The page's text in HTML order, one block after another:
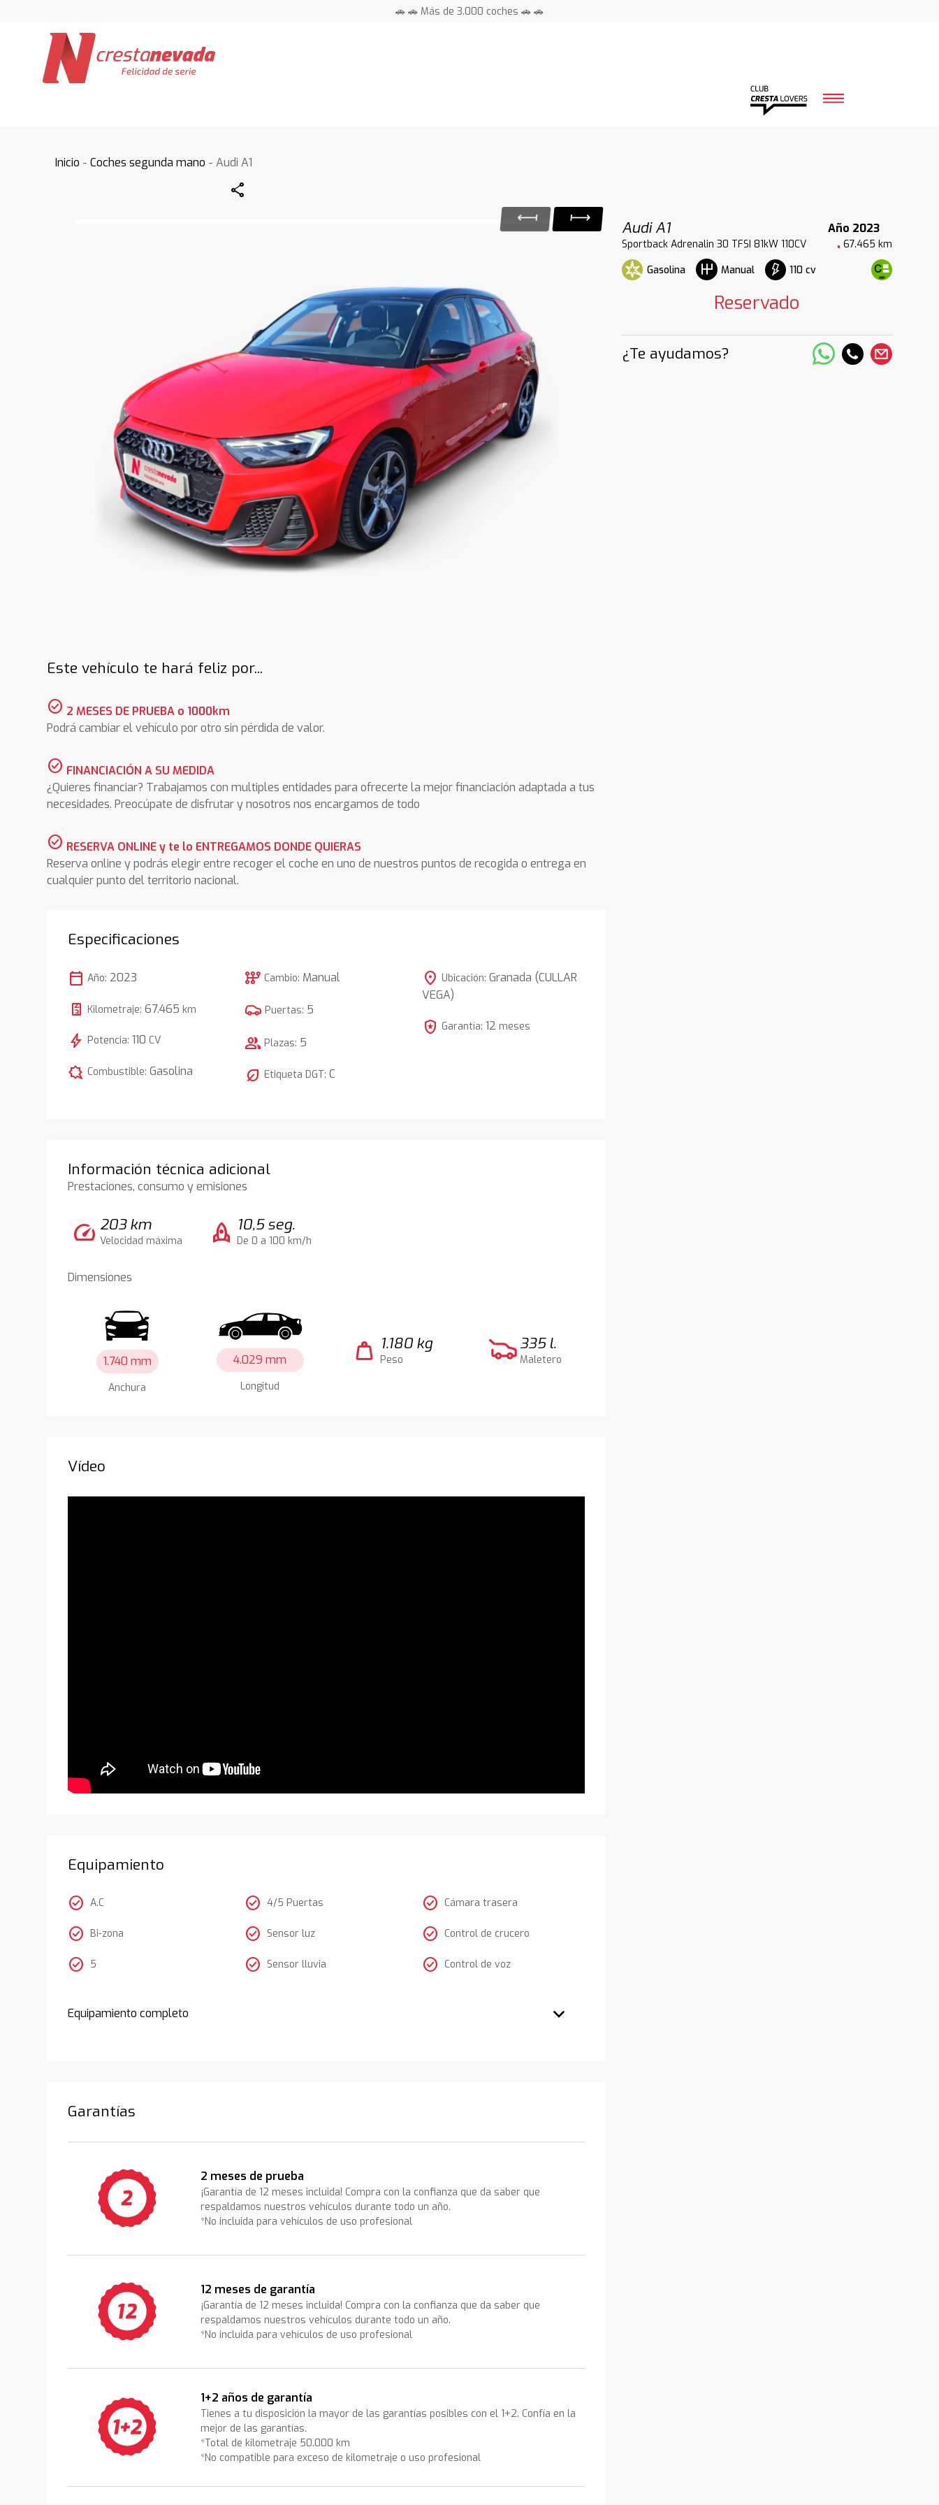
🚗 🚗 Más de 3.000 coches 🚗 🚗
Inicio -Coches segunda mano - Audi A1
Share
Audi A1
Año 2023
Sportback Adrenalin 30 TFSI 81kW 110CV
67.465 km
Gasolina
Manual 110 cv
Reservado
¿Te ayudamos?
Este vehículo te hará feliz por...
check_circle 2 MESES DE PRUEBA o 1000km
Podrá cambiar el vehículo por otro sin pérdida de valor.
check_circle FINANCIACIÓN A SU MEDIDA
¿Quieres financiar? Trabajamos con multiples entidades para ofrecerte la mejor financiación adaptada a tus
necesidades. Preocúpate de disfrutar y nosotros nos encargamos de todo
check_circle RESERVA ONLINE y te lo ENTREGAMOS DONDE QUIERAS
Reserva online y podrás elegir entre recoger el coche en uno de nuestros puntos de recogida o entrega en
cualquier punto del territorio nacional.
Especificaciones
calendar_today Año: 2023
Kilometraje:67.465 km
bolt Potencia:110 CV
comic_bubble Combustible:Gasolina
auto_transmission Cambio: Manual
Puertas: 5
group Plazas: 5
nest_eco_leaf Etiqueta DGT:C
location_on Ubicación: Granada (CULLAR
VEGA)
local_police Garantía: 12 meses
Información técnica adicional
Prestaciones, consumo y emisiones
speed 203 km
Velocidad máxima rocket 10,5 seg.
De 0 a 100 km/h
Dimensiones
1.740 mm
Anchura
4.029 mm
Longitud
weight 1.180 kg
Peso
335 l.
Maletero
Vídeo
Equipamiento
check_circle A.C
check_circle Bi-zona
check_circle 5
check_circle 4/5 Puertas
check_circle Sensor luz
check_circle Sensor lluvia
check_circle Cámara trasera
check_circle Control de crucero
check_circle Control de voz
Equipamiento completo
Garantías
2 meses de prueba
¡Garantía de 12 meses incluida! Compra con la confianza que da saber que
respaldamos nuestros vehículos durante todo un año.
*No incluida para vehículos de uso profesional
12 meses de garantía
¡Garantía de 12 meses incluida! Compra con la confianza que da saber que
respaldamos nuestros vehículos durante todo un año.
*No incluida para vehículos de uso profesional
1+2 años de garantía
Tienes a tu disposición la mayor de las garantías posibles con el 1+2. Confía en la
mejor de las garantías.
*Total de kilometraje 50.000 km
*No compatible para exceso de kilometraje o uso profesional